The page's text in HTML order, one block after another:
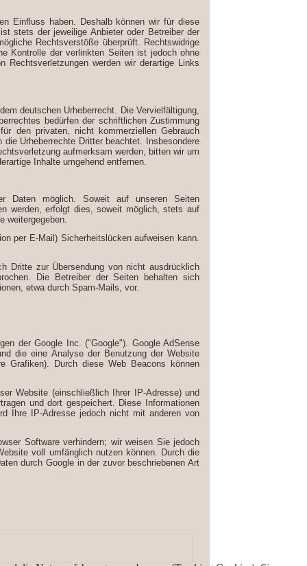
Einfluss haben. Deshalb können wir für diese
stets der jeweilige Anbieter oder Betreiber der
Rechtsverstöße überprüft. Rechtswidrige
Kontrolle der verlinkten Seiten ist jedoch ohne
Rechtsverletzungen werden wir derartige Links
deutschen Urheberrecht. Die Vervielfältigung,
bedürfen der schriftlichen Zustimmung
den privaten, nicht kommerziellen Gebrauch
Urheberrechte Dritter beachtet. Insbesondere
aufmerksam werden, bitten wir um
Inhalte umgehend entfernen.
Daten möglich. Soweit auf unseren Seiten
werden, erfolgt dies, soweit möglich, stets auf
weitergegeben.
per E-Mail) Sicherheitslücken aufweisen kann.
Dritte zur Übersendung von nicht ausdrücklich
Die Betreiber der Seiten behalten sich
etwa durch Spam-Mails, vor.
der Google Inc. ("Google"). Google AdSense
die eine Analyse der Benutzung der Website
Grafiken). Durch diese Web Beacons können
Website (einschließlich Ihrer IP-Adresse) und
und dort gespeichert. Diese Informationen
Ihre IP-Adresse jedoch nicht mit anderen von
Software verhindern; wir weisen Sie jedoch
voll umfänglich nutzen können. Durch die
durch Google in der zuvor beschriebenen Art